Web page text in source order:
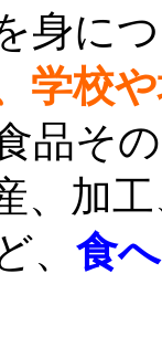
身に
学校
品そ
、加
、 食